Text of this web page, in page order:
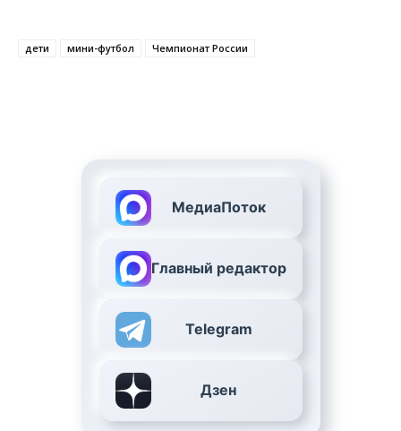
дети мини-футбол Чемпионат России
МедиаПоток
Главный редактор
Telegram
Дзен